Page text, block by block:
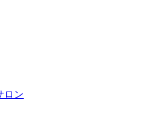
ロン